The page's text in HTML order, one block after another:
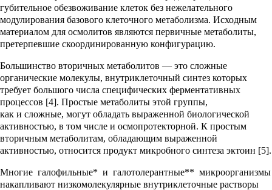
губительное обезвоживание клеток без нежелательного
модулирования базового клеточного метаболизма. Исходным
материалом для осмолитов являются первичные метаболиты,
претерпевшие скоординированную конфигурацию.
Большинство вторичных метаболитов — это сложные
органические молекулы, внутриклеточный синтез которых
требует большого числа специфических ферментативных
процессов [4]. Простые метаболиты этой группы,
как и сложные, могут обладать выраженной биологической
активностью, в том числе и осмопротекторной. К простым
вторичным метаболитам, обладающим выраженной
активностью, относится продукт микробного синтеза эктоин [5].
Многие галофильные* и галотолерантные** микроорганизмы
накапливают низкомолекулярные внутриклеточные растворы